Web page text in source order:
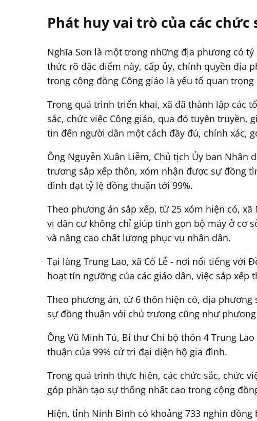
Phát huy vai trò của các chức
Nghĩa Sơn là một trong những địa phương có
thức rõ đặc điểm này, cấp ủy, chính quyền địa
trong cộng đồng Công giáo là yếu tố quan
Trong quá trình triển khai, xã đã thành lập các
sắc, chức việc Công giáo, qua đó tuyên
tin đến người dân một cách đầy đủ, chính xác,
Ông Nguyễn Xuân Liễm, Chủ tịch Ủy ban
trương sắp xếp thôn, xóm nhận được sự đồng
đình đạt tỷ lệ đồng thuận tới 99%.
Theo phương án sắp xếp, từ 25 xóm hiện có,
vị dân cư không chỉ giúp tinh gọn bộ máy ở cơ
và nâng cao chất lượng phục vụ nhân dân.
Tại làng Trung Lao, xã Cổ Lễ - nơi nổi tiếng
hoạt tín ngưỡng của các giáo dân, việc sắp
Theo phương án, từ 6 thôn hiện có, địa
sự đồng thuận với chủ trương cũng như
Ông Vũ Minh Tú, Bí thư Chi bộ thôn 4 Trung
thuận của 99% cử tri đại diện hộ gia đình.
Trong quá trình thực hiện, các chức sắc, chức
góp phần tạo sự thống nhất cao trong cộng
Hiện, tỉnh Ninh Bình có khoảng 733 nghìn